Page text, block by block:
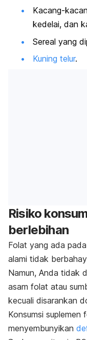
Kacang-
kedelai, dan
Sereal yang
Kuning telur.
Risiko
berlebihan
Folat yang ada
alami tidak
Namun, Anda tidak
asam folat atau
kecuali disarankan
Konsumsi
menyembunyikan